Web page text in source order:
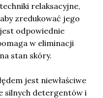
relaksacyjne,
zredukować jego
odpowiednie
w eliminacji
stan skóry.
jest niewłaściwe
silnych detergentów i